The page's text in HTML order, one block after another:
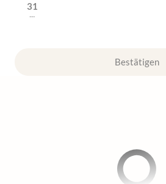
31
---
Bestätigen